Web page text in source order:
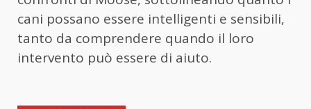
cani possano essere intelligenti e sensibili,
tanto da comprendere quando il loro
intervento può essere di aiuto.